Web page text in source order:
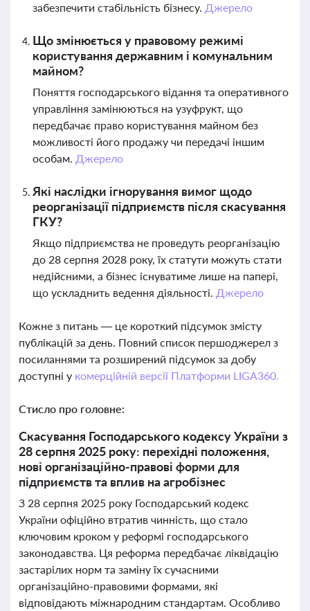
забезпечити стабільність бізнесу. Джерело
Що змінюється у правовому режимі
користування державним і комунальним
майном?
Поняття господарського відання та оперативного
управління замінюються на узуфрукт, що
передбачає право користування майном без
можливості його продажу чи передачі іншим
особам. Джерело
Які наслідки ігнорування вимог щодо
реорганізації підприємств після скасування
ГКУ?
Якщо підприємства не проведуть реорганізацію
до 28 серпня 2028 року, їх статути можуть стати
недійсними, а бізнес існуватиме лише на папері,
що ускладнить ведення діяльності. Джерело
Кожне з питань — це короткий підсумок змісту
публікацій за день. Повний список першоджерел з
посиланнями та розширений підсумок за добу
доступні у комерційній версії Платформи LIGA360.
Стисло про головне:
Скасування Господарського кодексу України з
28 серпня 2025 року: перехідні положення,
нові організаційно-правові форми для
підприємств та вплив на агробізнес
З 28 серпня 2025 року Господарський кодекс
України офіційно втратив чинність, що стало
ключовим кроком у реформі господарського
законодавства. Ця реформа передбачає ліквідацію
застарілих норм та заміну їх сучасними
організаційно-правовими формами, які
відповідають міжнародним стандартам. Особливо